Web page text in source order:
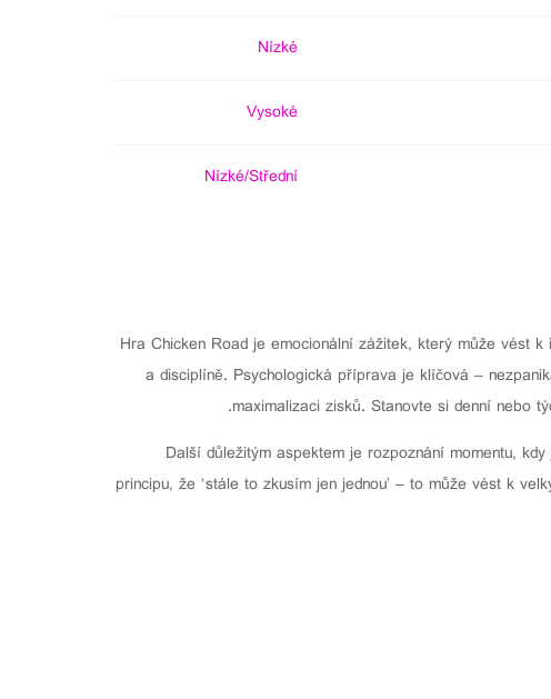
Nízké
Vysoké
Nízké/Střední
Hra Chicken Road je emocionální zážitek, který může vést
a disciplíně. Psychologická příprava je klíčová –
maximalizaci zisků. Stanovte si denní nebo
Další důležitým aspektem je rozpoznání momentu,
principu, že ‘stále to zkusím jen jednou’ – to může vést k